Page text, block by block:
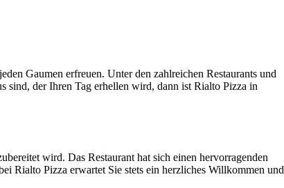
Gaumen erfreuen. Unter den zahlreichen Restaurants und
sind, der Ihren Tag erhellen wird, dann ist Rialto Pizza in
wird. Das Restaurant hat sich einen hervorragenden
Rialto Pizza erwartet Sie stets ein herzliches Willkommen und